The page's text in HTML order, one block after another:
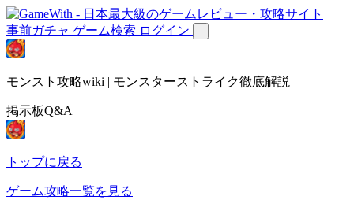
事前ガチャ ゲーム検索 ログイン
モンスト攻略wiki | モンスターストライク徹底解説
掲示板Q&A
トップに戻る
ゲーム攻略一覧を見る